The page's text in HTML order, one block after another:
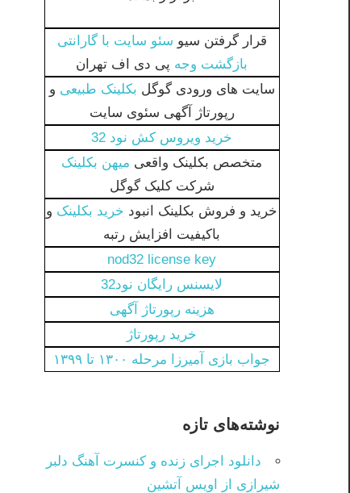
قرار گرفتن سیو سئو سایت با گارانتی
بازگشت وجه پی دی اف تهران
سایت های ورودی گوگل بکلینک طبیعی و
رپورتاژ آگهی سئوی سایت
خرید ویروس کش نود 32
متخصص بکلینک واقعی میهن بکلینک
شرکت کلیک گوگل
خرید و فروش بکلینک انبود خرید بکلینک و
باکیفیت افزایش رتبه
nod32 license key
لایسنس رایگان نود32
هزینه رپورتاژ آگهی
خرید رپورتاژ
جواب بازی آمیرزا مرحله ۱۳۰۰ تا ۱۳۹۹
نوشته‌های تازه
دانلود اجرای زنده و کنسرت آهنگ دلبر
شیرازی از اویس آتشین